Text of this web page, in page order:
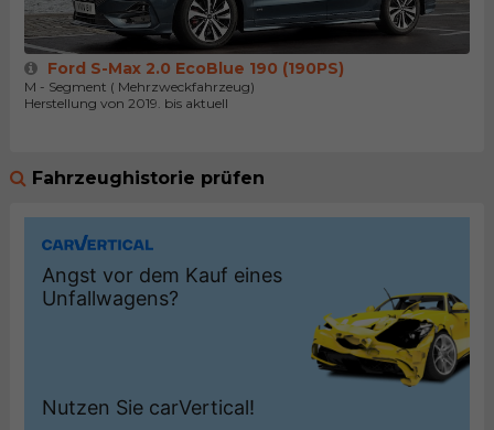
Ford S-Max 2.0 EcoBlue 190 (190PS)
M - Segment ( Mehrzweckfahrzeug)
Herstellung von 2019. bis aktuell
Fahrzeughistorie prüfen